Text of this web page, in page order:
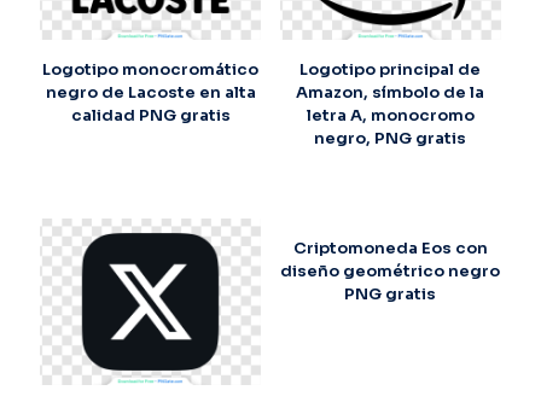
Logotipo monocromático
negro de Lacoste en alta
calidad PNG gratis
Logotipo principal de
Amazon, símbolo de la
letra A, monocromo
negro, PNG gratis
Criptomoneda Eos con
diseño geométrico negro
PNG gratis